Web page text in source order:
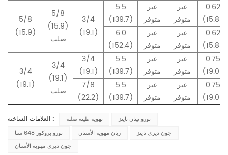
5/8
(15.9)
5/8
(15.9)
صلب
3/4
(19.1)
5.5
(139.7)
غير
متوفر
غير
متوفر
0.625
(15.88)
6.0
(152.4)
غير
متوفر
غير
متوفر
0.625
(15.88)
3/4
(19.1)
3/4
(19.1)
صلب
3/4
(19.1)
5.5
(139.7)
غير
متوفر
غير
متوفر
0.750
(19.05)
7/8
(22.2)
5.5
(139.7)
غير
متوفر
غير
متوفر
0.750
(19.05)
العلامات الساخنة : تهوية طينة صلبة
تورو تيتان تاينز
تورو بروكور 648 سنا
ريان مهوية الأسنان
جون ديري تاينز
جون ديري مهوية الأسنان